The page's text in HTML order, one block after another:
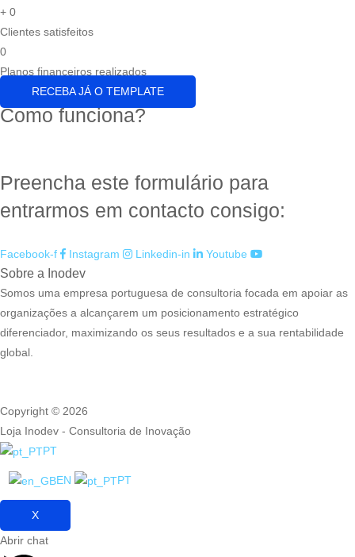
+ 0
Clientes satisfeitos
0
Planos financeiros realizados
RECEBA JÁ O TEMPLATE
Como funciona?
Preencha este formulário para
entrarmos em contacto consigo:
Facebook-f Instagram Linkedin-in Youtube
Sobre a Inodev
Somos uma empresa portuguesa de consultoria focada em apoiar as
organizações a alcançarem um posicionamento estratégico
diferenciador, maximizando os seus resultados e a sua rentabilidade
global.
Copyright © 2026
Loja Inodev - Consultoria de Inovação
PT
EN PT
X
Abrir chat